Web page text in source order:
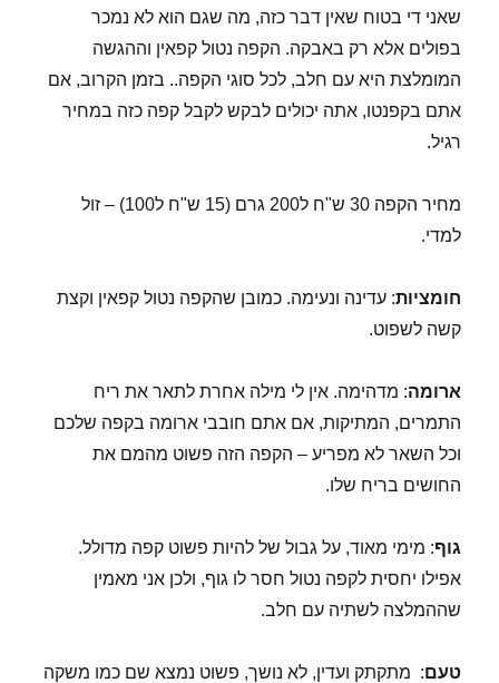
שאני די בטוח שאין דבר כזה, מה שגם הוא לא נמכר
בפולים אלא רק באבקה. הקפה נטול קפאין וההגשה
המומלצת היא עם חלב, לכל סוגי הקפה.. בזמן הקרוב, אם
אתם בקפנטו, אתה יכולים לבקש לקבל קפה כזה במחיר
רגיל.
מחיר הקפה 30 ש"ח ל200 גרם (15 ש"ח ל100) – זול
למדי.
חומציות: עדינה ונעימה. כמובן שהקפה נטול קפאין וקצת
קשה לשפוט.
ארומה: מדהימה. אין לי מילה אחרת לתאר את ריח
התמרים, המתיקות, אם אתם חובבי ארומה בקפה שלכם
וכל השאר לא מפריע – הקפה הזה פשוט מהמם את
החושים בריח שלו.
גוף: מימי מאוד, על גבול של להיות פשוט קפה מדולל.
אפילו יחסית לקפה נטול חסר לו גוף, ולכן אני מאמין
שההמלצה לשתיה עם חלב.
טעם: מתקתק ועדין, לא נושך, פשוט נמצא שם כמו משקה